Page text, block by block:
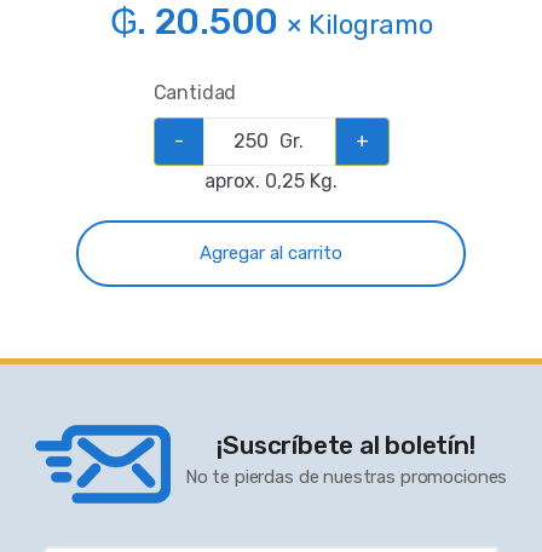
₲. 20.500 × Kilogramo
Cantidad
- Gr.
+
aprox. 0,25 Kg.
Agregar al carrito
¡Suscríbete al boletín!
No te pierdas de nuestras promociones